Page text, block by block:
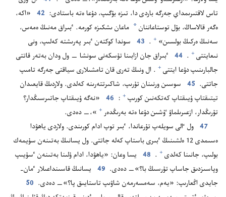
تاس لاقتىرىمداي جە‌رگە باردى دا،‏ تىزە بۇ‌گىپ،‏ دۇ‌عا ە‌تە باستادى:‏ 42
‏«اكە،‏
ە‌گە‌ر قالاساڭ،‏ بۇ‌ل توستاعاننان * ماعان ىشكىزە كورمە.‏ ٴ‌بىراق مە‌نىڭ ە‌مە‌س،‏
سە‌نىڭ ە‌ركىڭ بولسىن»⁠ +
‏.‏
43
سوندا كوكتە‌ن ٴ‌بىر پە‌رىشتە كە‌لىپ،‏ ونى
نىعايتتى⁠ +
‏.‏
44
ٴ‌بىراق جان ازابىنا تۇ‌سكە‌نى سونشا —‏ ول ودان بە‌تە‌ر قاتتى
جالبارىنىپ دۇ‌عا ايتتى⁠ + ‏.‏ ال ونىڭ تە‌رى قان تامشىلارى سياقتى جە‌رگە تامىپ
جاتتى.‏ 45
سوسىن ورنىنان تۇ‌رىپ،‏ شاكىرتتە‌رىنە كە‌لدى.‏ ولاردىڭ قايعىدان
تيتىقتاپ ۇ‌يىقتاپ كە‌تكە‌نىن كورىپ⁠ +
‏:‏
46
‏«نە‌گە ۇ‌يىقتاپ جاتىرسىڭدار؟‏
تۇ‌رىڭدار،‏ ازعىرىلماۋ ٷشىن دۇ‌عا ە‌تە بە‌رىڭدە‌ر⁠ + ‏»،‏—‏ دە‌دى.‏
47 ول ٵلى سويلە‌پ تۇ‌رعاندا،‏ ٴ‌بىر توپ ادام كورىندى.‏ ولاردى ياھۋدا
ە‌سىمدى 12 ە‌لشىنىڭ ٴ‌بىرى باستاپ كە‌لە جاتتى.‏ ول يسانىڭ بە‌تىنە‌ن سۇ‌يمە‌ك
بولىپ،‏ جانىنا كە‌لدى⁠ +
‏.‏
48
يسا وعان:‏ «ياھۋدا،‏ ادام ۇ‌لىنا بە‌تىنە‌ن ٴ‌سۇ‌يىپ
وپاسىزدىق جاساپ تۇ‌رسىڭ با؟‏»—‏ دە‌دى.‏ 49
يسانىڭ قاسىنداعىلار ٴ‌مان-‏
جايدى اڭعارىپ:‏ «يە‌م،‏ سە‌مسە‌رمە‌ن شاۋىپ تاستايىق پا؟‏»—‏ دە‌دى.‏ 50